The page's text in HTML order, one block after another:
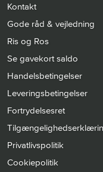
Kontakt
Gode råd & vejledning
Ris og Ros
Se gavekort saldo
Handelsbetingelser
Leveringsbetingelser
Fortrydelsesret
Privatlivspolitik
Cookiepolitik